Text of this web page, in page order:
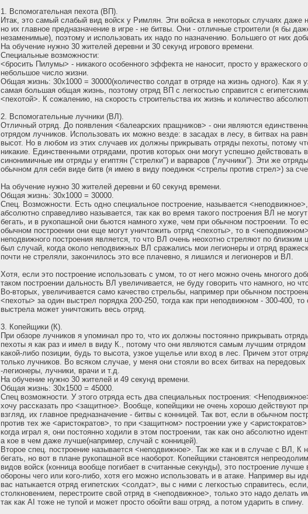
1. Вспомогательная пехота (ВП).
Итак, это самый слабый вид войск у Римлян. Эти войска в некоторых случаях даже
но их главное предназначение в игре - не битвы. Они - отличные строители (я бы
незаменимые), поэтому и использовать их надо по назначению. Большего от них
На обучение нужно 30 жителей деревни и 30 секунд игрового времени.
Специальные возможности:
<бросить Пилумы> - никакого особенного эффекта не наносит, просто у вражеского
небольшое число жизни.
Общая жизнь: 30х1000 = 30000(количество солдат в отряде на жизнь одного). Как я
самая большая общая жизнь, поэтому отряд ВП с легкостью справится с
<пехотой>. К сожалению, на скорость строительства их жизнь и количество
2. Вспомогательные лучники (ВЛ).
Отличный отряд. До появления <балеарских пращников> - они являются
отрядом лучников. Использовать их можно везде: в засадах в лесу, в битвах на
высот. Но в любом из этих случаев их должны прикрывать отряды пехоты, потому
никакие. Единственными отрядами, против которых они могут успешно действовать
синонимичные им отряды у египтян ("стрелки") и варваров ("лучники"). Эти же
обычном для себя виде битв (я имею в виду поединок <стрелы против стрел>) за
На обучение нужно 30 жителей деревни и 60 секунд времени.
Общая жизнь: 30х1000 = 30000.
Спец. Возможности. Есть одно специальное построение, называется
абсолютно справедливо называется, так как во время такого построения ВЛ не
бегать, и в рукопашной они бьются намного хуже, чем при обычном построении. То
обычном построении они еще могут уничтожить отряд <пехоты>, то в
неподвижного построения является, то что ВЛ очень неохотно стреляют по
был случай, когда около неподвижных ВЛ сражались мои легионеры и отряд
почти не стреляли, закончилось это все плачевно, я лишился и легионеров и ВЛ.
Хотя, если это построение использовать с умом, то от него можно очень многого
таком построении дальность ВЛ увеличивается, не буду говорить что намного, но
Во-вторых, увеличивается само качество стрельбы, например при обычном
<пехоты> за один выстрел порядка 200-250, тогда как при неподвижном - 300-400, то
выстрела может уничтожить весь отряд.
3. Копейщики (К).
При обзоре лучников я упоминал про то, что их должны постоянно прикрывать
пехоты я как раз и имел в виду К., потому что они являются самым лучшим
какой-либо позиции, будь то высота, узкое ущелье или вход в лес. Причем этот
только лучников. Во всяком случае, у меня они стояли во всех битвах на
-легионеры, лучники, врачи и т.д.
На обучение нужно 30 жителей и 49 секунд времени.
Общая жизнь: 30х1500 = 45000.
Спец возможности. У этого отряда есть два специальных построения:
хочу рассказать про <защитное>. Вообще, копейщики не очень хорошо действуют
взгляд, их главное предназначение - битвы с конницей. Так вот, если в обычном
против тех же <аристократов>, то при <защитном> построении уже у
когда играл я, они постоянно ходили в этом построении, так как оно абсолютно
а кое в чем даже лучше(например, случай с конницей).
Второе спец. построение называется <неподвижное>. Так же как и в случае с ВЛ, К
бегать, но вот в плане рукопашной все наоборот. Копейщики становятся
видов войск (конница вообще погибает в считанные секунды), это построение лучше
обороны чего или кого-либо, хотя его можно использовать и в атаке. Например вы
вас натыкается отряд египетских <солдат>, вы с ними с легкостью справитесь,
столкновением, перестроите свой отряд в <неподвижное>, только это надо делать
так как AI тоже не тупой и может просто обойти ваш отряд, а потом ударить в спину.